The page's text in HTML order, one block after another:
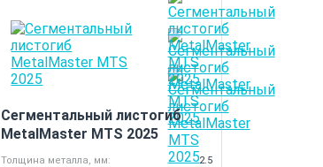
Cегментальный листогиб
MetalMaster MTS 2025
Толщина металла, мм:
2.5